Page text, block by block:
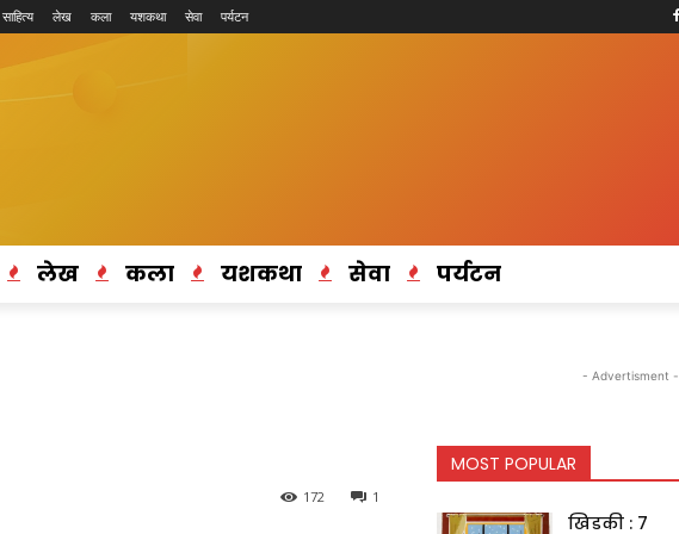
साहित्य लेख कला यशकथा सेवा पर्यटन
लेख कला यशकथा सेवा पर्यटन
1
172
- Advertisment -
MOST POPULAR
खिडकी : 7